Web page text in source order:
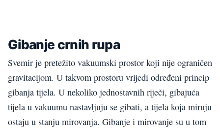
Gibanje crnih rupa
Svemir je pretežito vakuumski prostor koji nije ograničen
gravitacijom. U takvom prostoru vrijedi određeni princip
gibanja tijela. U nekoliko jednostavnih riječi, gibajuća
tijela u vakuumu nastavljuju se gibati, a tijela koja miruju
ostaju u stanju mirovanja. Gibanje i mirovanje su u tom